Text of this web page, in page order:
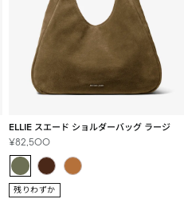
ELLIE スエード ショルダーバッグ ラージ
セ
ー
ル
価
格
¥82,500
残りわずか